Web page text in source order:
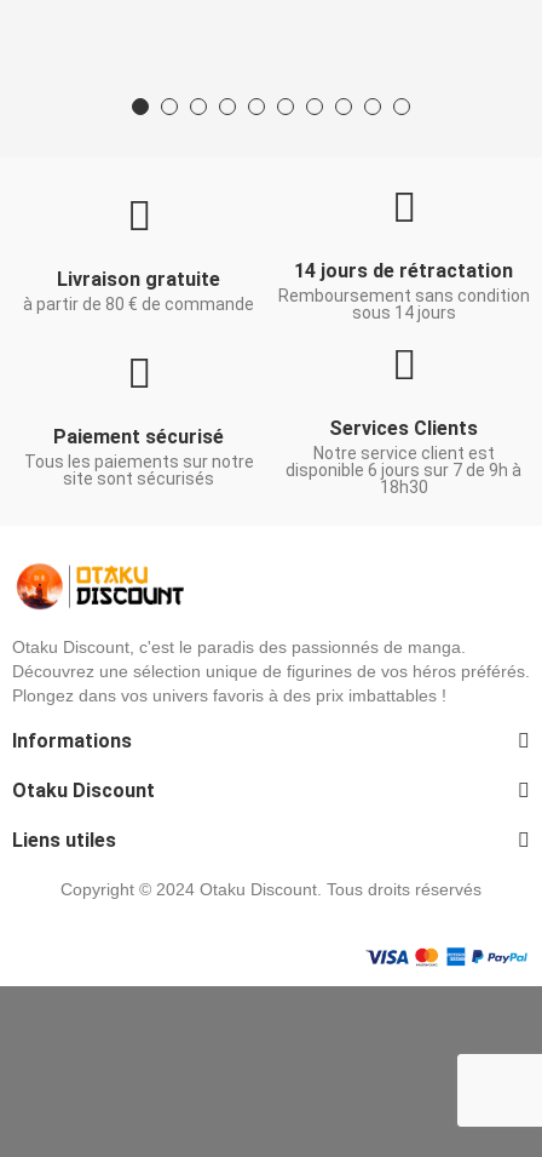
Livraison gratuite
à partir de 80 € de commande
14 jours de rétractation
Remboursement sans condition
sous 14 jours
Paiement sécurisé
Tous les paiements sur notre
site sont sécurisés
Services Clients
Notre service client est
disponible 6 jours sur 7 de 9h à
18h30
Otaku Discount, c'est le paradis des passionnés de manga.
Découvrez une sélection unique de figurines de vos héros préférés.
Plongez dans vos univers favoris à des prix imbattables !
Informations
Otaku Discount
Liens utiles
Copyright © 2024 Otaku Discount. Tous droits réservés